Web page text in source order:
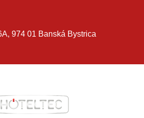
974 01 Banská Bystrica